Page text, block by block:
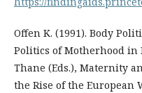
Offen K. (1991). Body
Politics of Motherhood in
Thane (Eds.), Maternity
the Rise of the European